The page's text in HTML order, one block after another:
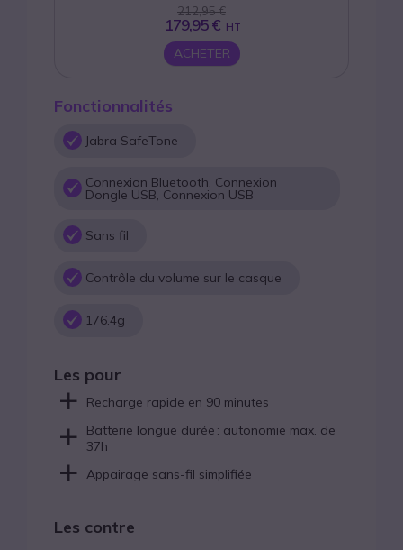
Fonctionnalités
Jabra SafeTone
Connexion Bluetooth, Connexion
Dongle USB, Connexion USB
Sans fil
Contrôle du volume sur le casque
176.4g
Les pour
Recharge rapide en 90 minutes
Batterie longue durée : autonomie max. de
37h
Appairage sans-fil simplifiée
Les contre
212,95 €
179,95 € HT
ACHETER